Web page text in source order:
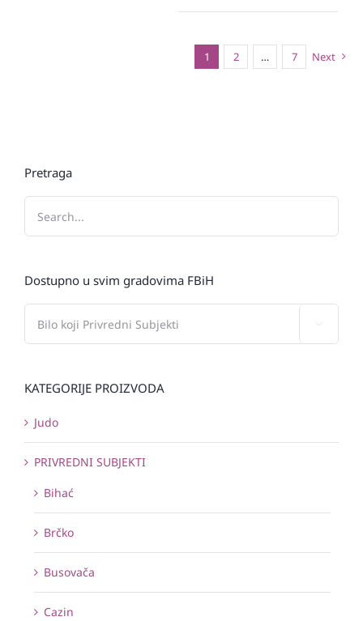
1 2 … 7 Next
Pretraga
Dostupno u svim gradovima FBiH
KATEGORIJE PROIZVODA
Judo
PRIVREDNI SUBJEKTI
Bihać
Brčko
Busovača
Cazin